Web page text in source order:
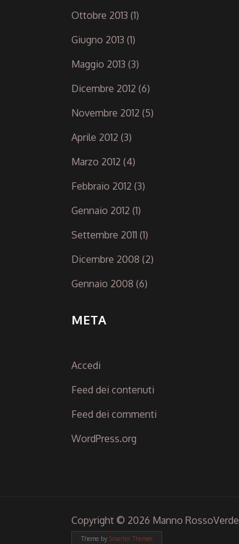
Ottobre 2013 (1)
Giugno 2013 (1)
Maggio 2013 (3)
Dicembre 2012 (6)
Novembre 2012 (5)
Aprile 2012 (3)
Marzo 2012 (4)
Febbraio 2012 (3)
Gennaio 2012 (1)
Settembre 2011 (1)
Dicembre 2008 (2)
Gennaio 2008 (6)
META
Accedi
Feed dei contenuti
Feed dei commenti
WordPress.org
Copyright © 2026 Manno RossoVerde
Theme by Smarter Themes